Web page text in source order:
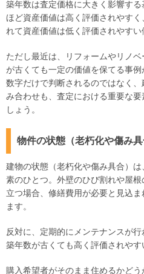
築年数は査定価格に大きく影響す
ほど資産価値は高く評価されやす
れて資産価値は低く評価されやすい
ただし最近は、リフォームやリノ
が古くても一定の価値を保てる事
数字だけで判断されるのではなく
み合わせも、査定における重要な
しょう。
物件の状態（老朽化や傷み具
建物の状態（老朽化や傷み具合）
素のひとつ。外壁のひび割れや屋
立つ場合、修繕費用が必要と見込
ます。
反対に、定期的にメンテナンスが
築年数が古くても高く評価されやす
購入希望者がそのまま住めるかど